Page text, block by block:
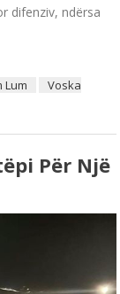
difenziv, ndërsa
Lum
Voska
Për Një